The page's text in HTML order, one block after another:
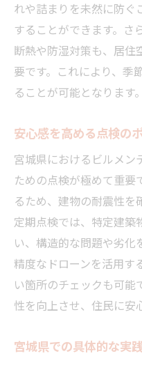
れや詰まりを未然に防ぐ
することができます。さ
断熱や防湿対策も、居住
要です。これにより、季
ることが可能となります。
安心感を高める点検の
宮城県におけるビルメン
ための点検が極めて重要
るため、建物の耐震性を
定期点検では、特定建築
い、構造的な問題や劣化
精度なドローンを活用す
い箇所のチェックも可能
性を向上させ、住民に安
宮城県での具体的な実